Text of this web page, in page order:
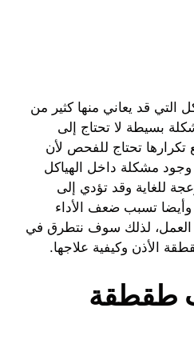
التي قد يعاني منها كثير من
بسيطة لا تحتاج إلى
تحتاج للفحص لأن
مشكلة داخل الهياكل
للغاية وقد تؤدي إلى
وأيضا تسبب ضعف الأداء
العمل، لذلك سوف نتطرق في
الأذن وكيفية علاجها.
طقطقة